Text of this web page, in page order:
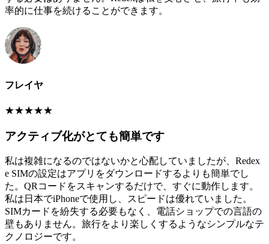
率的に仕事を続けることができます。
フレイヤ
★★★★★
アクティブ化がとても簡単です
私は複雑になるのではないかと心配していましたが、Redex
e SIMの設定はアプリをダウンロードするよりも簡単でし
た。QRコードをスキャンするだけで、すぐに動作します。
私は日本でiPhoneで使用し、スピードは優れていました。
SIMカードを紛失する必要もなく、電話ショップでの言語の
壁もありません。旅行をより楽しくするようなシンプルなテ
クノロジーです。